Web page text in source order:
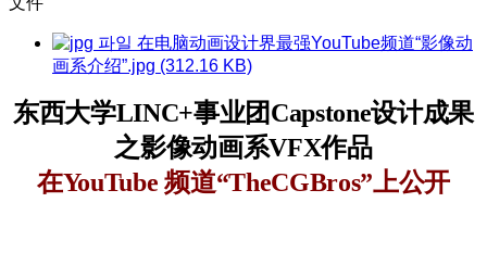
在电脑动画设计界最强YouTube频道“影像动
画系介绍”.jpg (312.16 KB)
东西大学LINC+事业团Capstone设计成果
之影像动画系VFX作品
在YouTube 频道“TheCGBros”上公开